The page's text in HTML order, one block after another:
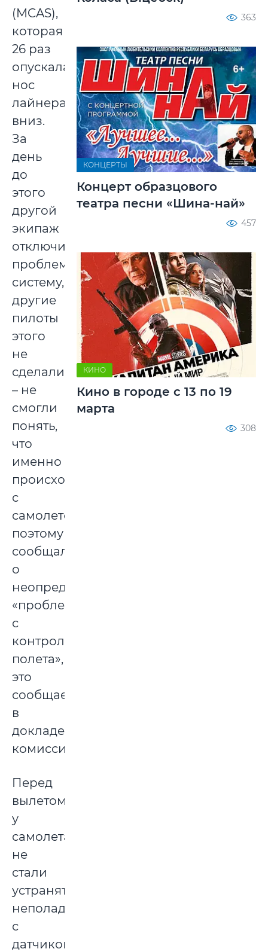
(MCAS),
которая
26 раз
опускала
нос
лайнера
вниз.
За
день
до
этого
другой
экипаж
отключил
проблемную
систему,
другие
пилоты
этого
не
сделали
– не
смогли
понять,
что
именно
происходит
с
самолетом,
поэтому
сообщали
о
неопределенной
«проблеме
с
контролем
полета»,
это
сообщается
в
докладе
комиссии.
Перед
вылетом
у
самолета
не
стали
устранять
неполадки
с
датчиком
363
КОНЦЕРТЫ
Концерт образцового
театра песни «Шина-най»
457
КИНО
Кино в городе с 13 по 19
марта
308